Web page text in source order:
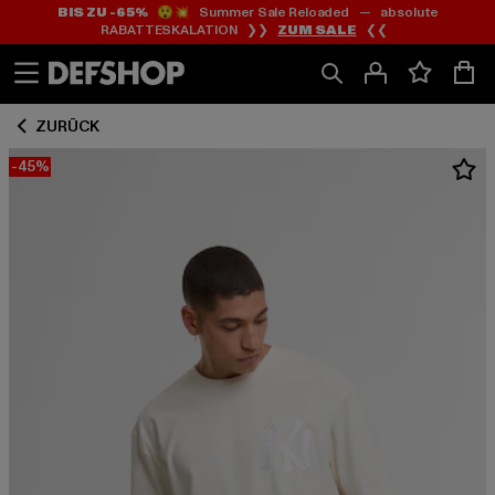
Zum
Inhalt
springen
Zum
Fußzeile
springen
BIS ZU -65%😲💥 Summer Sale Reloaded — absolute
RABATTESKALATION ❯❯ ZUM SALE ❮❮
ZURÜCK
-45%